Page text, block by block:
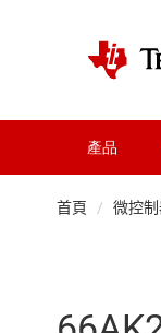
產品
首頁 / 微控